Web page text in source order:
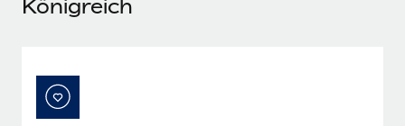
Königreich